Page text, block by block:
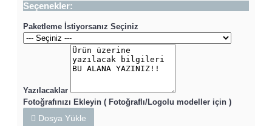
Seçenekler:
Paketleme İstiyorsanız Seçiniz
Yazılacaklar
Fotoğrafınızı Ekleyin ( Fotoğraflı/Logolu modeller için )
Dosya Yükle